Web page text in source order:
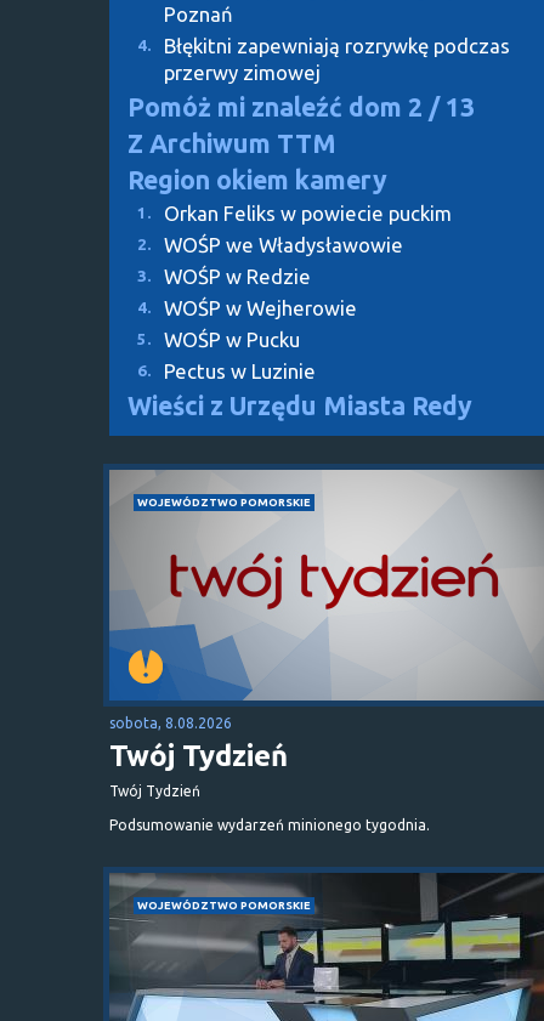
Poznań
4.
Błękitni zapewniają rozrywkę podczas
przerwy zimowej
Pomóż mi znaleźć dom 2 / 13
Z Archiwum TTM
Region okiem kamery
1. Orkan Feliks w powiecie puckim
2. WOŚP we Władysławowie
3. WOŚP w Redzie
4. WOŚP w Wejherowie
5. WOŚP w Pucku
6. Pectus w Luzinie
Wieści z Urzędu Miasta Redy
WOJEWÓDZTWO POMORSKIE
sobota, 8.08.2026
Twój Tydzień
Twój Tydzień
Podsumowanie wydarzeń minionego tygodnia.
WOJEWÓDZTWO POMORSKIE